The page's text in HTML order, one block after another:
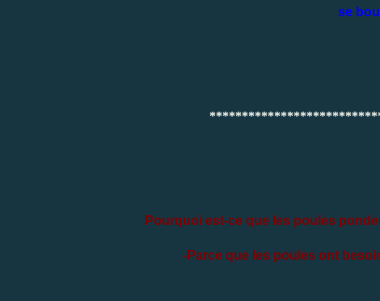
se
Pourquoi est-ce que les poules
-Parce que les poules ont